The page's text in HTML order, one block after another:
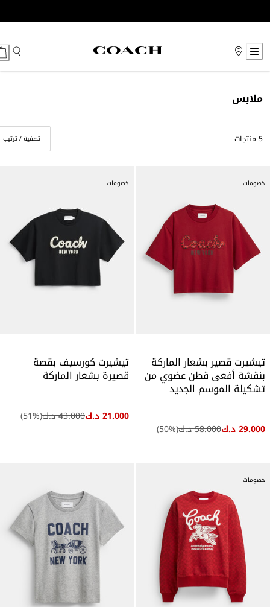
to
ملابس
5 منتجات تصفية / ترتيب
خصومات
تيشيرت قصير بشعار الماركة
بنقشة أفعى قطن عضوي من
تشكيلة الموسم الجديد
29.000 د.ك 58.000 د.ك (
50%)
خصومات
تيشيرت كورسيف بقصة
قصيرة بشعار الماركة
21.000 د.ك 43.000 د.ك (
51%)
خصومات